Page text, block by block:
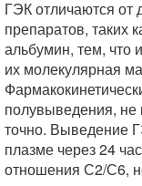
ГЭК отличаются от
препаратов, таких
альбумин, тем, что
их молекулярная
полувыведения, не
точно. Выведение
плазме через 24
отношения С2/С6,